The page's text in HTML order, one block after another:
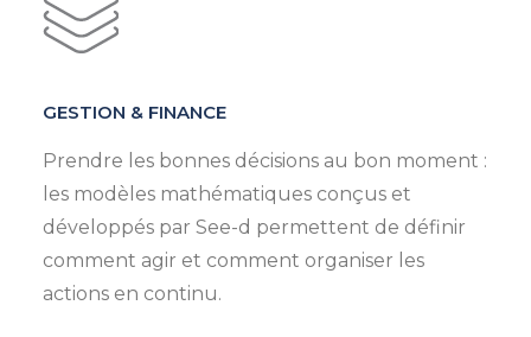
GESTION & FINANCE
Prendre les bonnes décisions au bon moment :
les modèles mathématiques conçus et
développés par See-d permettent de définir
comment agir et comment organiser les
actions en continu.